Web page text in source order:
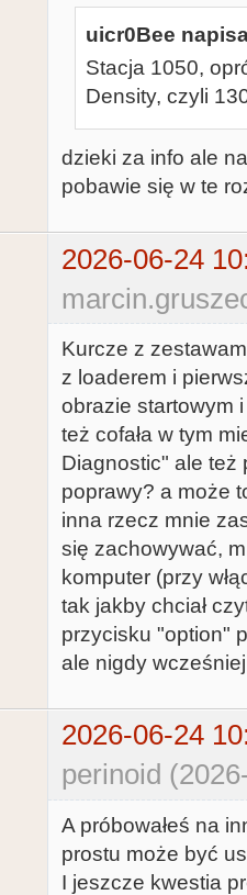
uicr0Bee
Stacja 1050,
Density, czyli
dzieki za info ale
pobawie się w te
2026-06-24
Kurcze z
z loaderem i
obrazie startowym
też cofała w tym
Diagnostic" ale też
poprawy? a może
inna rzecz mnie
się zachowywać,
komputer (przy
tak jakby chciał
przycisku "option"
ale nigdy
2026-06-24
perinoid
A próbowałeś na
prostu może być
I jeszcze kwestia